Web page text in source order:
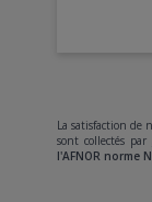
La satisfaction de
sont collectés par
l'AFNOR norme